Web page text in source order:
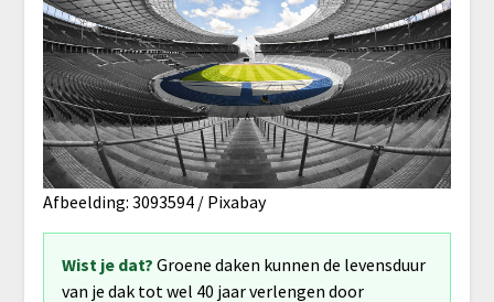
Afbeelding: 3093594 / Pixabay
Wist je dat? Groene daken kunnen de levensduur
van je dak tot wel 40 jaar verlengen door